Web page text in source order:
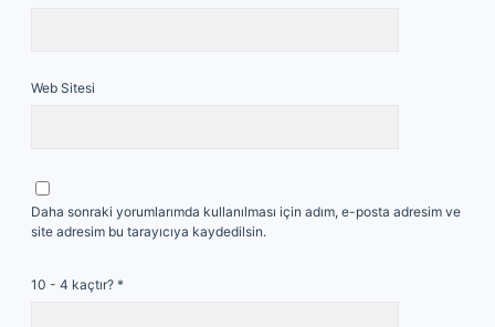
Web Sitesi
Daha sonraki yorumlarımda kullanılması için adım, e-posta adresim ve
site adresim bu tarayıcıya kaydedilsin.
10 - 4 kaçtır? *